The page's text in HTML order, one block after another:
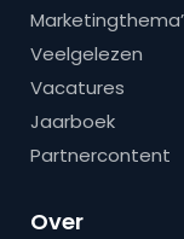
Veelgelezen
Vacatures
Jaarboek
Partnercontent
Over